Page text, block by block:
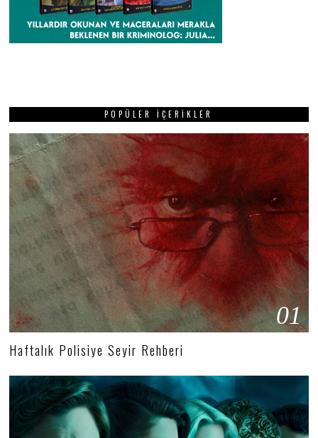
POPÜLER İÇERIKLER
01
Haftalık Polisiye Seyir Rehberi